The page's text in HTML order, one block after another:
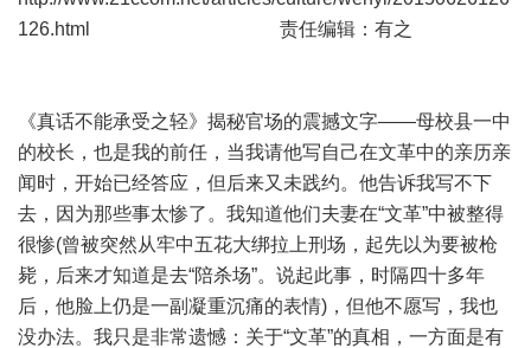
126.html
责任编辑：有之
《真话不能承受之轻》揭秘官场的震撼文字——母校县一中
的校长，也是我的前任，当我请他写自己在文革中的亲历亲
闻时，开始已经答应，但后来又未践约。他告诉我写不下
去，因为那些事太惨了。我知道他们夫妻在“文革”中被整得
很惨(曾被突然从牢中五花大绑拉上刑场，起先以为要被枪
毙，后来才知道是去“陪杀场”。说起此事，时隔四十多年
后，他脸上仍是一副凝重沉痛的表情)，但他不愿写，我也
没办法。我只是非常遗憾：关于“文革”的真相，一方面是有